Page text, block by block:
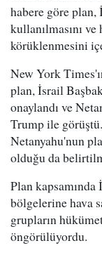
habere göre plan,
kullanılmasını
körüklenmesini
New York
plan, İsrail
onaylandı ve
Trump ile
Netanyahu'nun
olduğu da
Plan kapsamında
bölgelerine hava
grupların
öngörülüyordu.